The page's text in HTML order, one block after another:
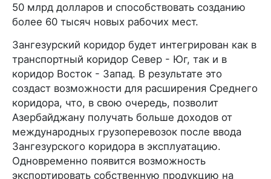
50 млрд долларов и способствовать созданию
более 60 тысяч новых рабочих мест.
Зангезурский коридор будет интегрирован как в
транспортный коридор Север - Юг, так и в
коридор Восток - Запад. В результате это
создаст возможности для расширения Среднего
коридора, что, в свою очередь, позволит
Азербайджану получать больше доходов от
международных грузоперевозок после ввода
Зангезурского коридора в эксплуатацию.
Одновременно появится возможность
экспортировать собственную продукцию на